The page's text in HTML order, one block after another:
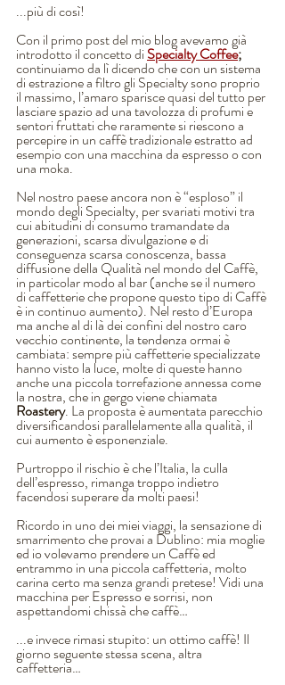
...più di così!
Con il primo post del mio blog avevamo già
introdotto il concetto di Specialty Coffee;
continuiamo da lì dicendo che con un sistema
di estrazione a filtro gli Specialty sono proprio
il massimo, l’amaro sparisce quasi del tutto per
lasciare spazio ad una tavolozza di profumi e
sentori fruttati che raramente si riescono a
percepire in un caffè tradizionale estratto ad
esempio con una macchina da espresso o con
una moka.
Nel nostro paese ancora non è “esploso” il
mondo degli Specialty, per svariati motivi tra
cui abitudini di consumo tramandate da
generazioni, scarsa divulgazione e di
conseguenza scarsa conoscenza, bassa
diffusione della Qualità nel mondo del Caffè,
in particolar modo al bar (anche se il numero
di caffetterie che propone questo tipo di Caffè
è in continuo aumento). Nel resto d’Europa
ma anche al di là dei confini del nostro caro
vecchio continente, la tendenza ormai è
cambiata: sempre più caffetterie specializzate
hanno visto la luce, molte di queste hanno
anche una piccola torrefazione annessa come
la nostra, che in gergo viene chiamata
Roastery. La proposta è aumentata parecchio
diversificandosi parallelamente alla qualità, il
cui aumento è esponenziale.
Purtroppo il rischio è che l’Italia, la culla
dell’espresso, rimanga troppo indietro
facendosi superare da molti paesi!
Ricordo in uno dei miei viaggi, la sensazione di
smarrimento che provai a Dublino: mia moglie
ed io volevamo prendere un Caffè ed
entrammo in una piccola caffetteria, molto
carina certo ma senza grandi pretese! Vidi una
macchina per Espresso e sorrisi, non
aspettandomi chissà che caffè…
...e invece rimasi stupito: un ottimo caffè! Il
giorno seguente stessa scena, altra
caffetteria…